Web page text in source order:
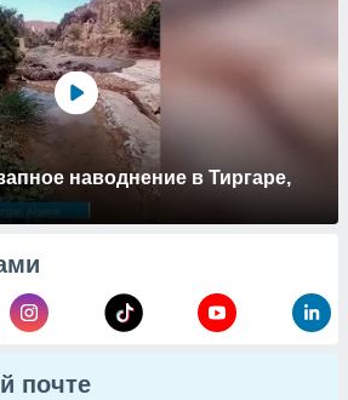
наводнение в Тиргаре,
почте